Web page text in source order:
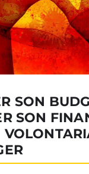
SON
SON